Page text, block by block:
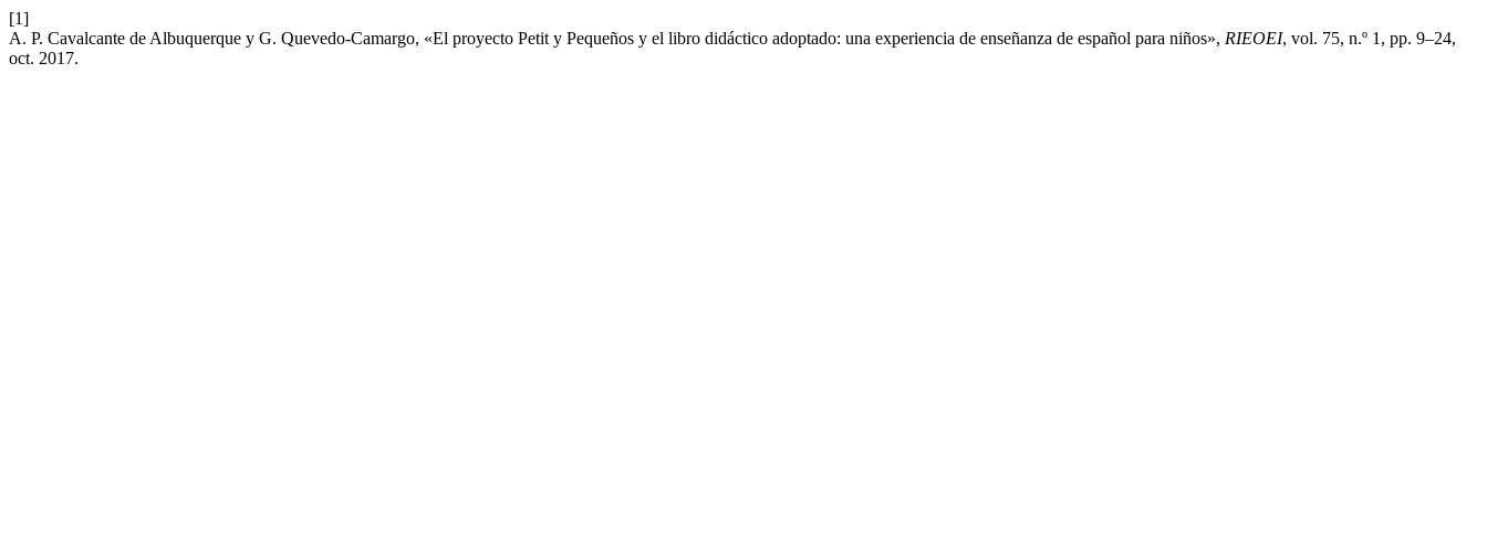
[1]
A. P. Cavalcante de Albuquerque y G. Quevedo-Camargo, «El proyecto Petit y Pequeños y el libro didáctico adoptado: una experiencia de enseñanza de español para niños», RIEOEI, vol. 75, n.º 1, pp. 9–24,
oct. 2017.